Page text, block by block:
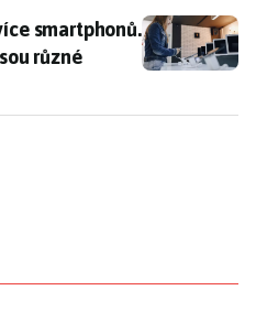
smartphonů. Na rozdíl
smartphonů.
různé